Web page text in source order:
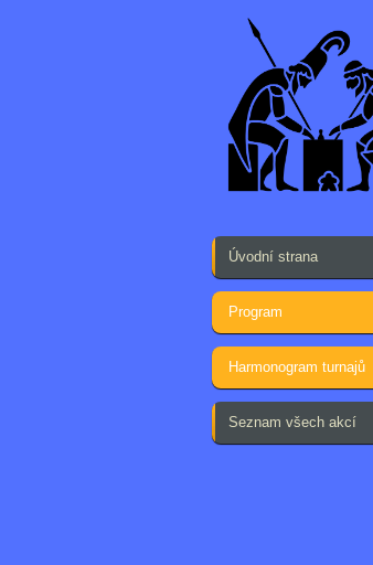
Úvodní strana
Program
Harmonogram turnajů
Seznam všech akcí